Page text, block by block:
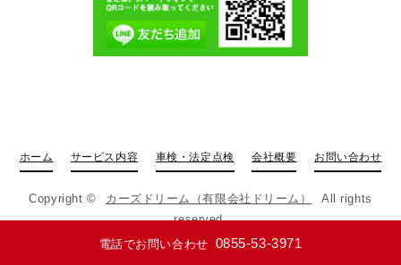
電話でお問い合わせ 0855-53-3971
ホーム サービス内容 車検・法定点検 会社概要 お問い合わせ
Copyright © カーズドリーム（有限会社ドリーム）
All rights
reserved.